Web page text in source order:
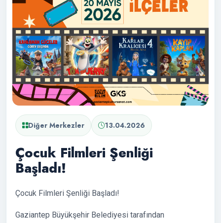
Diğer Merkezler 13.04.2026
Çocuk Filmleri Şenliği
Başladı!
Çocuk Filmleri Şenliği Başladı!
Gaziantep Büyükşehir Belediyesi tarafından